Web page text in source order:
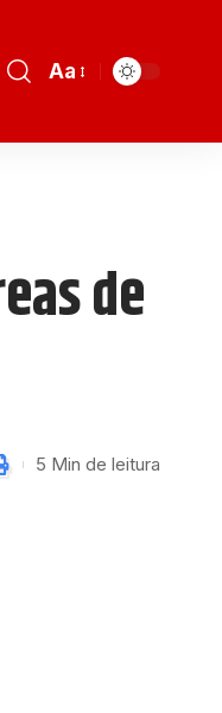
Aa
de
5 Min de leitura